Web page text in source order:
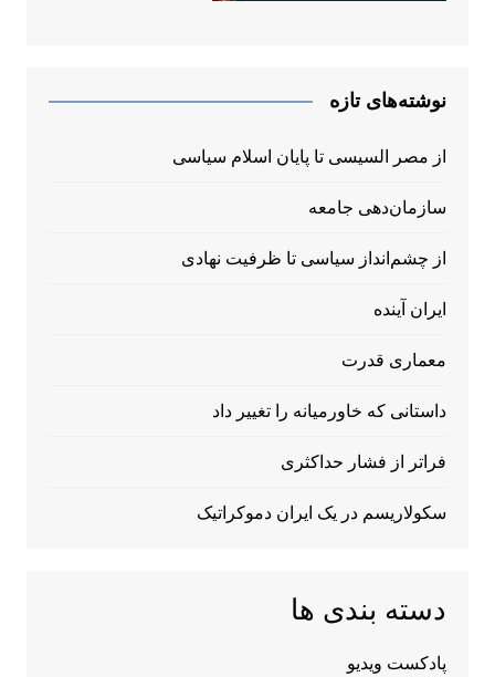
نوشته‌های تازه
از مصر السیسی تا پایان اسلام سیاسی
سازمان‌دهی جامعه
از چشم‌انداز سیاسی تا ظرفیت نهادی
ایران آینده
معماری قدرت
داستانی که خاورمیانه را تغییر داد
فراتر از فشار حداکثری
سکولاریسم در یک ایران دموکراتیک
دسته بندی ها
پادکست ویدیو